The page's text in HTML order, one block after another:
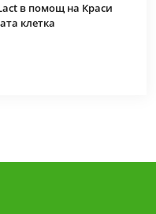
в помощ на Краси
клетка